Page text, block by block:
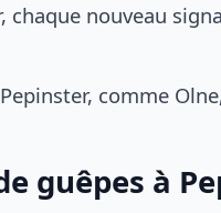
nouveau
comme
guêpes à